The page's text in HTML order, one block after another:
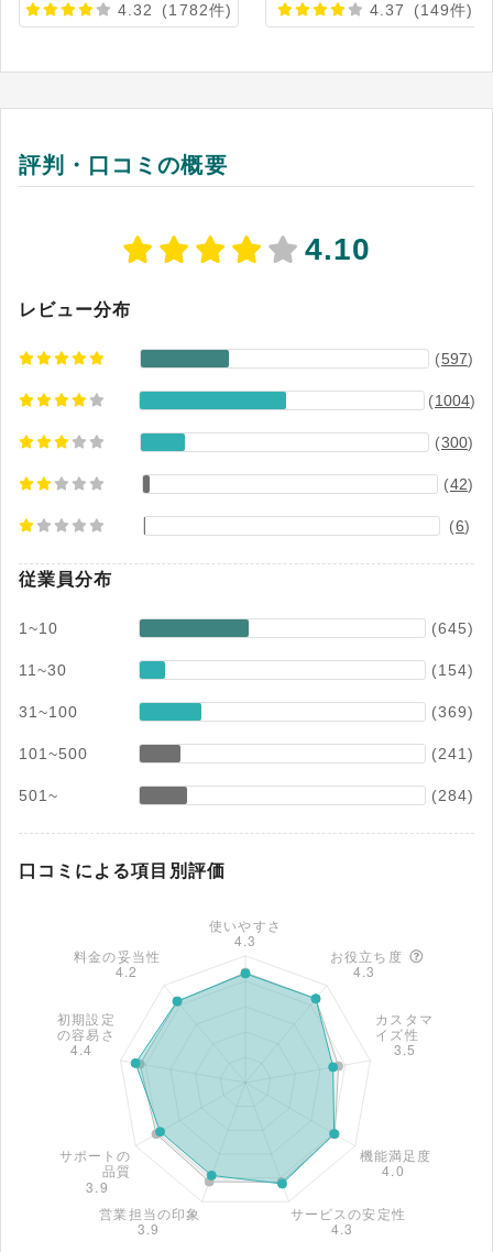
4.32 (1782件) 4.37 (149件)
評判・口コミの概要
4.10
レビュー分布
(597)
(1004)
(300)
(42)
(6)
従業員分布
1~10 (645)
11~30 (154)
31~100 (369)
101~500 (241)
501~ (284)
口コミによる項目別評価